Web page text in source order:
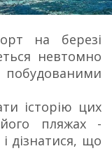
на березі
невтомно
історію цих
пляжах -
дізнатися, що